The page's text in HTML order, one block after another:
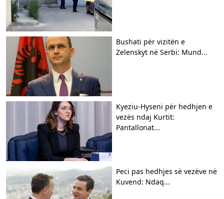
Bushati për vizitën e
Zelenskyt në Serbi: Mund...
Kyeziu-Hyseni për hedhjen e
vezës ndaj Kurtit:
Pantallonat...
Peci pas hedhjes së vezëve në
Kuvend: Ndaq...